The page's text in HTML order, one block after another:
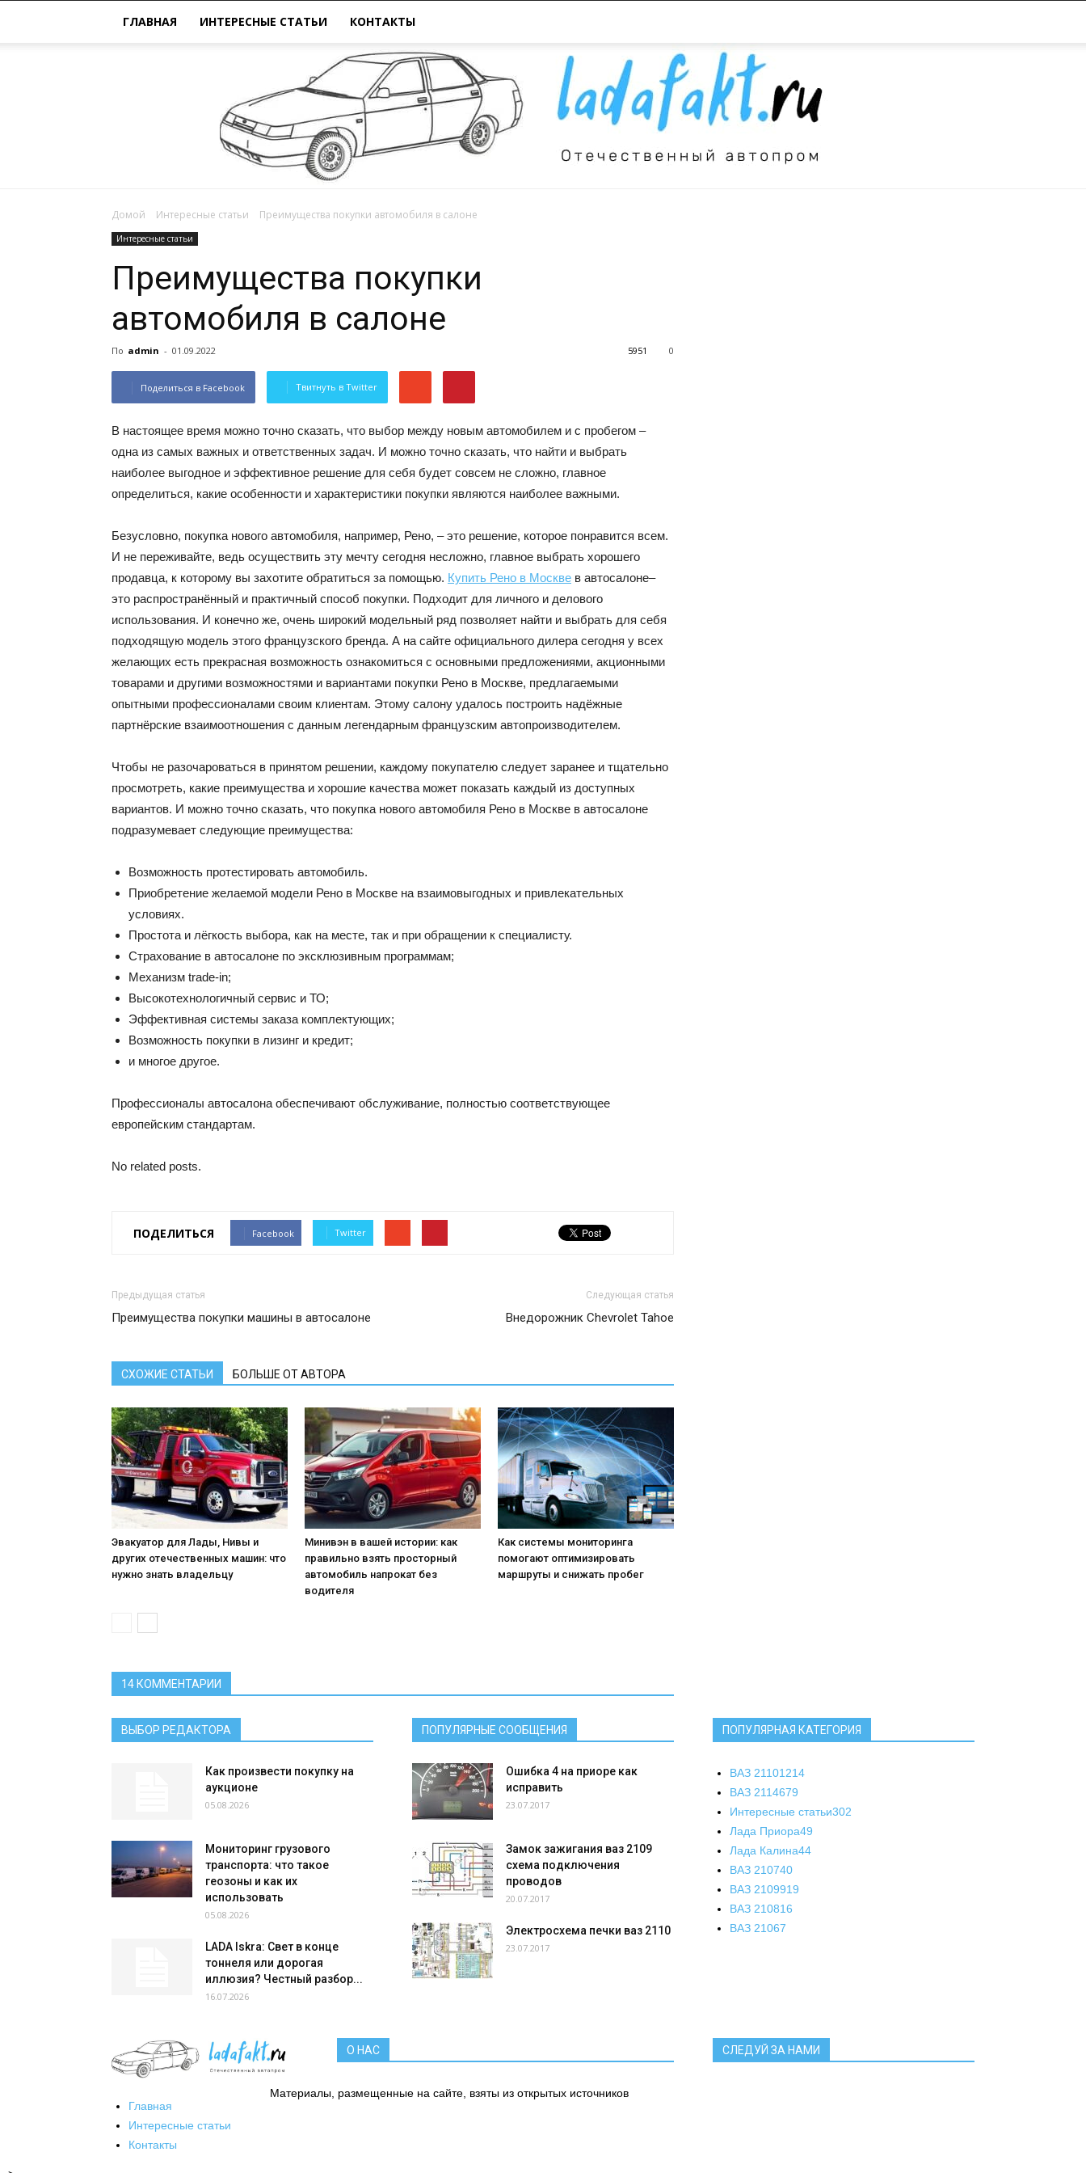
ГЛАВНАЯ ИНТЕРЕСНЫЕ СТАТЬИ КОНТАКТЫ
Лада
ВАЗ
Домой Интересные статьи Преимущества покупки автомобиля в салоне
Интересные статьи
Преимущества покупки
автомобиля в салоне
По admin - 01.09.2022 0
5951
Поделиться в Facebook Твитнуть в Twitter
В настоящее время можно точно сказать, что выбор между новым автомобилем и с пробегом –
одна из самых важных и ответственных задач. И можно точно сказать, что найти и выбрать
наиболее выгодное и эффективное решение для себя будет совсем не сложно, главное
определиться, какие особенности и характеристики покупки являются наиболее важными.
Безусловно, покупка нового автомобиля, например, Рено, – это решение, которое понравится всем.
И не переживайте, ведь осуществить эту мечту сегодня несложно, главное выбрать хорошего
продавца, к которому вы захотите обратиться за помощью. Купить Рено в Москве в автосалоне–
это распространённый и практичный способ покупки. Подходит для личного и делового
использования. И конечно же, очень широкий модельный ряд позволяет найти и выбрать для себя
подходящую модель этого французского бренда. А на сайте официального дилера сегодня у всех
желающих есть прекрасная возможность ознакомиться с основными предложениями, акционными
товарами и другими возможностями и вариантами покупки Рено в Москве, предлагаемыми
опытными профессионалами своим клиентам. Этому салону удалось построить надёжные
партнёрские взаимоотношения с данным легендарным французским автопроизводителем.
Чтобы не разочароваться в принятом решении, каждому покупателю следует заранее и тщательно
просмотреть, какие преимущества и хорошие качества может показать каждый из доступных
вариантов. И можно точно сказать, что покупка нового автомобиля Рено в Москве в автосалоне
подразумевает следующие преимущества:
Возможность протестировать автомобиль.
Приобретение желаемой модели Рено в Москве на взаимовыгодных и привлекательных
условиях.
Простота и лёгкость выбора, как на месте, так и при обращении к специалисту.
Страхование в автосалоне по эксклюзивным программам;
Механизм trade-in;
Высокотехнологичный сервис и ТО;
Эффективная системы заказа комплектующих;
Возможность покупки в лизинг и кредит;
и многое другое.
Профессионалы автосалона обеспечивают обслуживание, полностью соответствующее
европейским стандартам.
No related posts.
ПОДЕЛИТЬСЯ Facebook Twitter
Предыдущая статья
Преимущества покупки машины в автосалоне
Следующая статья
Внедорожник Chevrolet Tahoe
СХОЖИЕ СТАТЬИ БОЛЬШЕ ОТ АВТОРА
Эвакуатор для Лады, Нивы и
других отечественных машин: что
нужно знать владельцу
Минивэн в вашей истории: как
правильно взять просторный
автомобиль напрокат без
водителя
Как системы мониторинга
помогают оптимизировать
маршруты и снижать пробег
14 КОММЕНТАРИИ
ВЫБОР РЕДАКТОРА
Как произвести покупку на
аукционе
05.08.2026
Мониторинг грузового
транспорта: что такое
геозоны и как их
использовать
05.08.2026
LADA Iskra: Свет в конце
тоннеля или дорогая
иллюзия? Честный разбор...
16.07.2026
ПОПУЛЯРНЫЕ СООБЩЕНИЯ
Ошибка 4 на приоре как
исправить
23.07.2017
Замок зажигания ваз 2109
схема подключения
проводов
20.07.2017
Электросхема печки ваз 2110
23.07.2017
ПОПУЛЯРНАЯ КАТЕГОРИЯ
ВАЗ 21101214
ВАЗ 2114679
Интересные статьи302
Лада Приора49
Лада Калина44
ВАЗ 210740
ВАЗ 2109919
ВАЗ 210816
ВАЗ 21067
О НАС СЛЕДУЙ ЗА НАМИ
Главная
Интересные статьи
Контакты
Материалы, размещенные на сайте, взяты из открытых источников